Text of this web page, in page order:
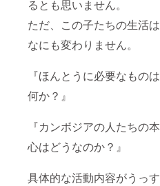
るとも思いません。
ただ、この子たちの生活は
なにも変わりません。
『ほんとうに必要なものは
何か？』
『カンボジアの人たちの本
心はどうなのか？』
具体的な活動内容がうっす